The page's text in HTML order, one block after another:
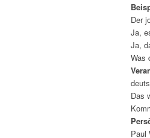
Der
Ja,
Ja,
Was
Das
Paul